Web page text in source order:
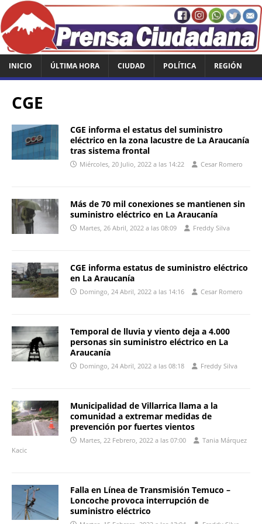
INICIO ÚLTIMA HORA CIUDAD POLÍTICA REGIÓN
CGE
CGE informa el estatus del suministro
eléctrico en la zona lacustre de La Araucanía
tras sistema frontal
Miércoles, 20 Julio, 2022 a las 14:22 Cesar Romero
Más de 70 mil conexiones se mantienen sin
suministro eléctrico en La Araucanía
Martes, 26 Abril, 2022 a las 08:09 Freddy Silva
CGE informa estatus de suministro eléctrico
en La Araucanía
Domingo, 24 Abril, 2022 a las 14:16 Cesar Romero
Temporal de lluvia y viento deja a 4.000
personas sin suministro eléctrico en La
Araucanía
Domingo, 24 Abril, 2022 a las 08:18 Freddy Silva
Municipalidad de Villarrica llama a la
comunidad a extremar medidas de
prevención por fuertes vientos
Martes, 22 Febrero, 2022 a las 07:00
Tania Márquez
Kacic
Falla en Línea de Transmisión Temuco –
Loncoche provoca interrupción de
suministro eléctrico